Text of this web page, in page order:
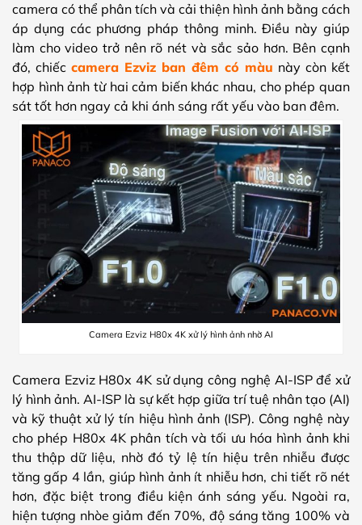
camera có thể phân tích và cải thiện hình ảnh bằng cách
áp dụng các phương pháp thông minh. Điều này giúp
làm cho video trở nên rõ nét và sắc sảo hơn. Bên cạnh
đó, chiếc camera Ezviz ban đêm có màu này còn kết
hợp hình ảnh từ hai cảm biến khác nhau, cho phép quan
sát tốt hơn ngay cả khi ánh sáng rất yếu vào ban đêm.
Camera Ezviz H80x 4K xử lý hình ảnh nhờ AI
Camera Ezviz H80x 4K sử dụng công nghệ AI-ISP để xử
lý hình ảnh. AI-ISP là sự kết hợp giữa trí tuệ nhân tạo (AI)
và kỹ thuật xử lý tín hiệu hình ảnh (ISP). Công nghệ này
cho phép H80x 4K phân tích và tối ưu hóa hình ảnh khi
thu thập dữ liệu, nhờ đó tỷ lệ tín hiệu trên nhiễu được
tăng gấp 4 lần, giúp hình ảnh ít nhiễu hơn, chi tiết rõ nét
hơn, đặc biệt trong điều kiện ánh sáng yếu. Ngoài ra,
hiện tượng nhòe giảm đến 70%, độ sáng tăng 100% và